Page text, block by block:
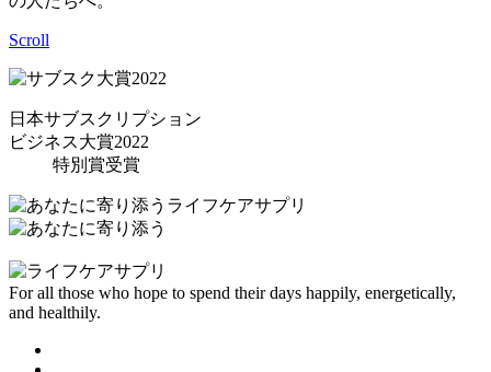
Scroll
日本サブスクリプション
ビジネス大賞2022
特別賞受賞
For all those who hope to spend their days happily, energetically,
and healthily.